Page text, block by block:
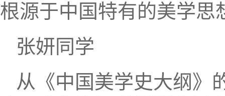
根源于中国特有的美学思
张妍同学
从 《中国美学史大纲》